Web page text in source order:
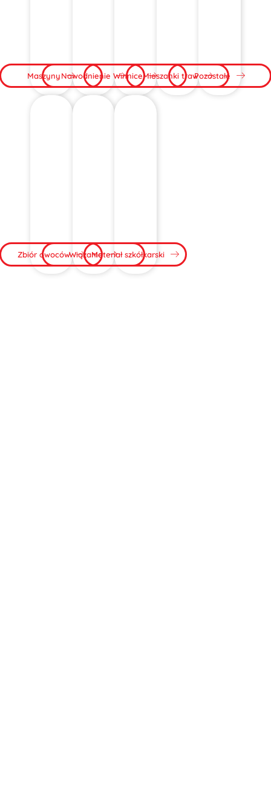
MaszynyNawodnienie WinniceMieszanki trawPozostałe
Zbiór owocówWiązanieMateriał szkółkarski